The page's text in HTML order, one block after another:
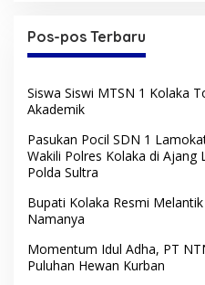
Pos-pos Terbaru
Siswa Siswi MTSN 1 Kolaka
Akademik
Pasukan Pocil SDN 1
Wakili Polres Kolaka di Ajang
Polda Sultra
Bupati Kolaka Resmi
Namanya
Momentum Idul Adha, PT
Puluhan Hewan Kurban